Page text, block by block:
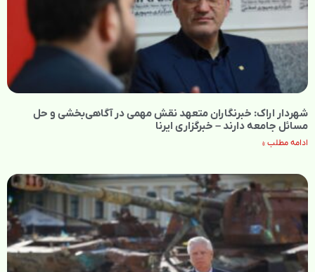
شهردار اراک: خبرنگاران متعهد نقش مهمی در آگاهی‌بخشی و حل
مسائل جامعه دارند – خبرگزاری ایرنا
ادامه مطلب »